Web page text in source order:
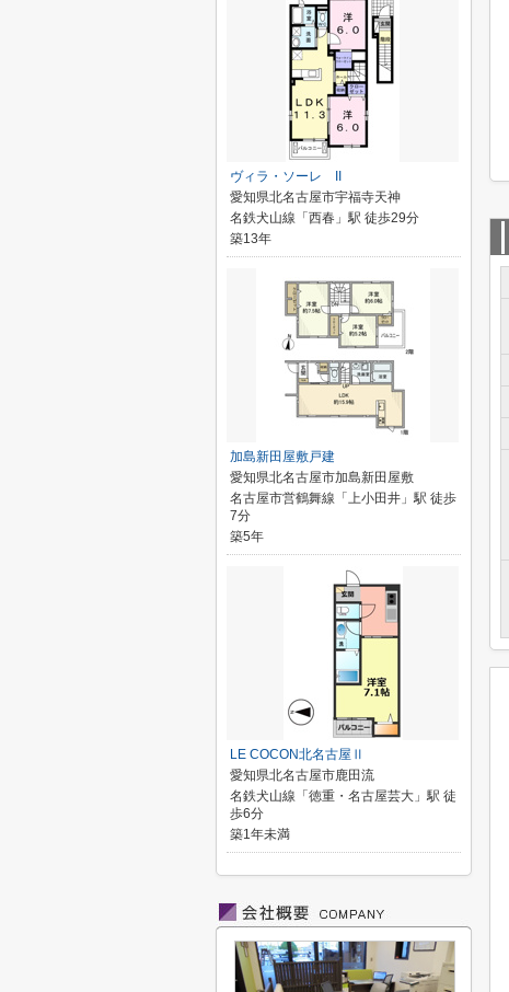
ヴィラ・ソーレ II
愛知県北名古屋市宇福寺天神
名鉄犬山線「西春」駅 徒歩29分
築13年
加島新田屋敷戸建
愛知県北名古屋市加島新田屋敷
名古屋市営鶴舞線「上小田井」駅 徒歩
7分
築5年
LE COCON北名古屋Ⅱ
愛知県北名古屋市鹿田流
名鉄犬山線「徳重・名古屋芸大」駅 徒
歩6分
築1年未満